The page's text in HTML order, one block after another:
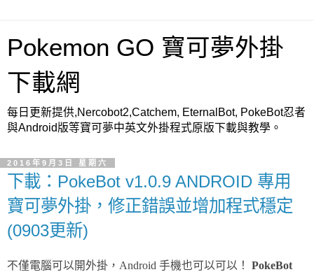
Pokemon GO 寶可夢外掛
下載網
每日更新提供,Nercobot2,Catchem, EternalBot, PokeBot忍者
與Android版等寶可夢中英文外掛程式原版下載與教學。
2016年9月3日 星期六
下載：PokeBot v1.0.9 ANDROID 專用
寶可夢外掛，修正錯誤並增加程式穩定
(0903更新)
不僅電腦可以開外掛，Android 手機也可以可以！
PokeBot